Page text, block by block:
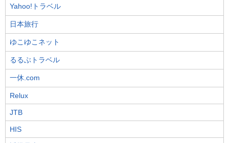
Yahoo!トラベル
日本旅行
ゆこゆこネット
るるぶトラベル
一休.com
Relux
JTB
HIS